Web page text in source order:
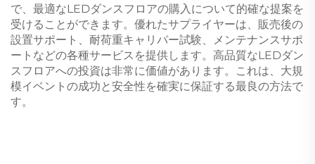
で、最適なLEDダンスフロアの購入について的確な提案を
受けることができます。優れたサプライヤーは、販売後の
設置サポート、耐荷重キャリパー試験、メンテナンスサポ
ートなどの各種サービスを提供します。高品質なLEDダン
スフロアへの投資は非常に価値があります。これは、大規
模イベントの成功と安全性を確実に保証する最良の方法で
す。